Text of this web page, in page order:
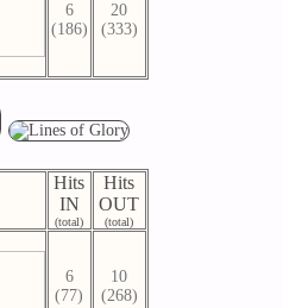
6
(186)
20
(333)
Hits
IN
(total)
Hits
OUT
(total)
6
(77)
10
(268)